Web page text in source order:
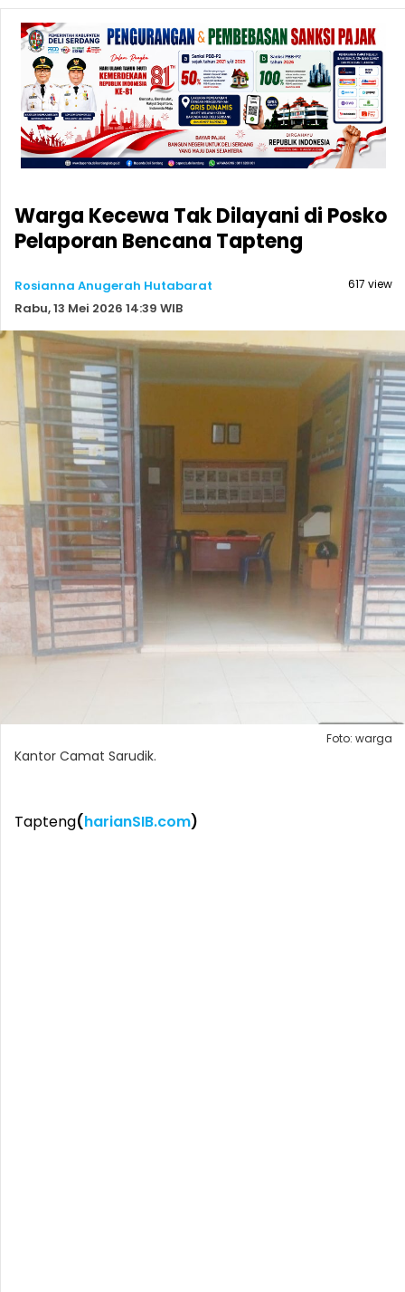
Warga Kecewa Tak Dilayani di Posko
Pelaporan Bencana Tapteng
Rosianna Anugerah Hutabarat
Rabu, 13 Mei 2026 14:39 WIB
617 view
Foto: warga
Kantor Camat Sarudik.
Tapteng(harianSIB.com)